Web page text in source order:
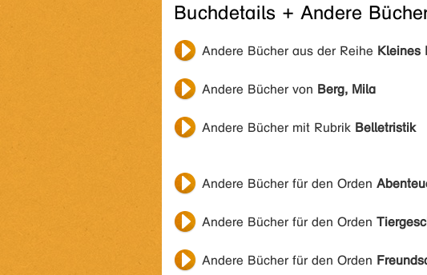
Buchdetails + Andere
Andere Bücher aus der Reihe Kleines
Andere Bücher von Berg, Mila
Andere Bücher mit Rubrik Belletristik
Andere Bücher für den Orden
Andere Bücher für den Orden
Andere Bücher für den Orden